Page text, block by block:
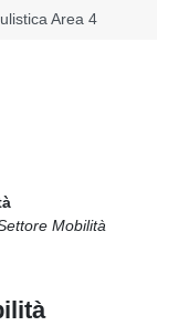
Area 4
Mobilità